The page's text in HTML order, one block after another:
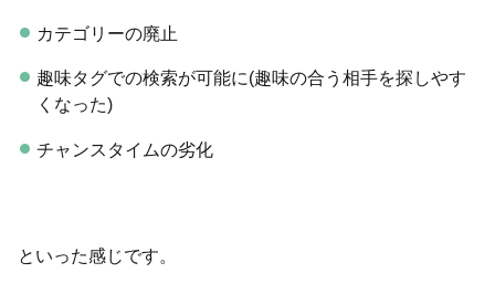
カテゴリーの廃止
趣味タグでの検索が可能に(趣味の合う相手を探しやす
くなった)
チャンスタイムの劣化
といった感じです。